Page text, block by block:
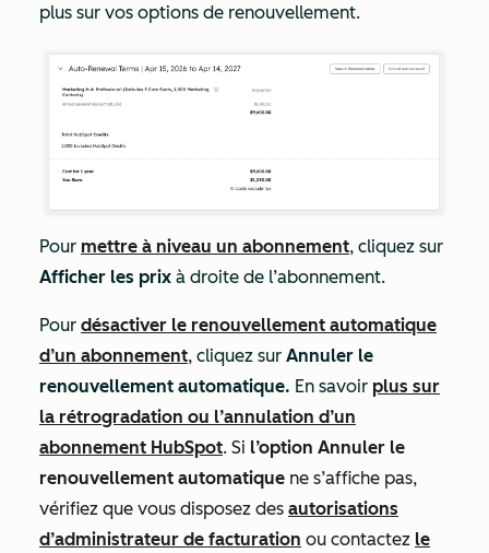
plus sur vos options de renouvellement.
Pour mettre à niveau un abonnement, cliquez sur
Afficher les prix à droite de l’abonnement.
Pour désactiver le renouvellement automatique
d’un abonnement, cliquez sur Annuler le
renouvellement automatique. En savoir plus sur
la rétrogradation ou l’annulation d’un
abonnement HubSpot. Si l’option Annuler le
renouvellement automatique ne s’affiche pas,
vérifiez que vous disposez des autorisations
d’administrateur de facturation ou contactez le